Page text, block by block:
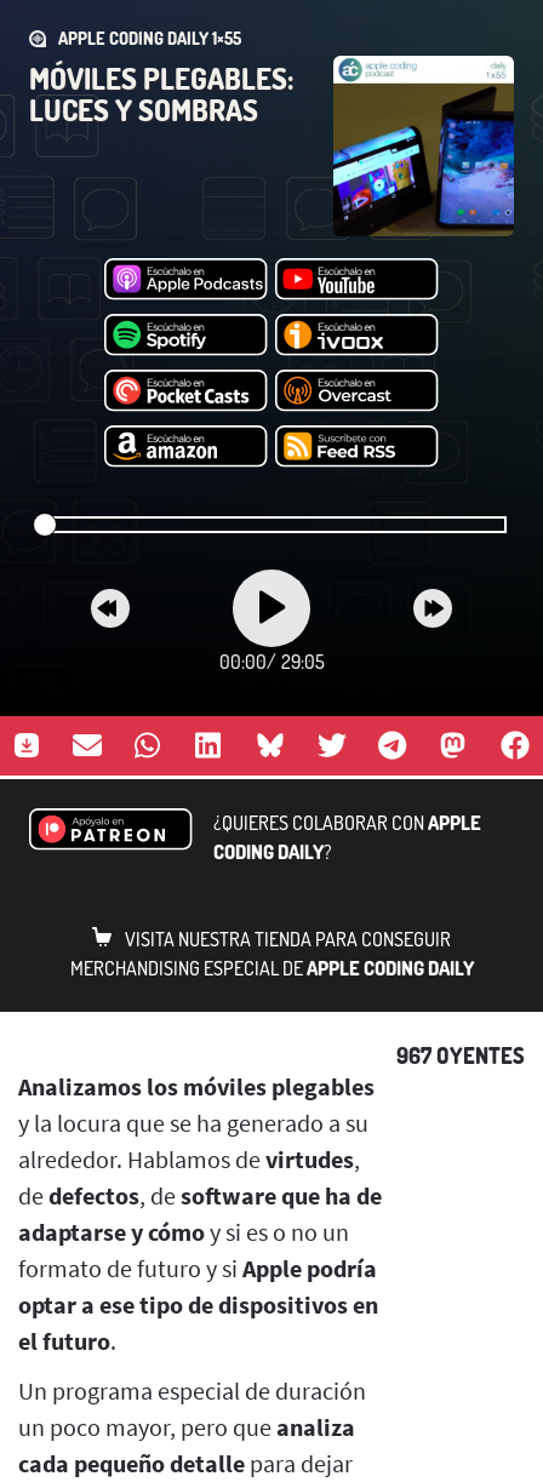
APPLE CODING DAILY 1×55
MÓVILES PLEGABLES:
LUCES Y SOMBRAS
00:00/ 29:05
¿QUIERES COLABORAR CONAPPLE
CODING DAILY?
VISITA NUESTRA TIENDA PARA CONSEGUIR
MERCHANDISING ESPECIAL DEAPPLE CODING DAILY
967 OYENTES
Analizamos los móviles plegables
y la locura que se ha generado a su
alrededor. Hablamos devirtudes,
dedefectos, desoftware que ha de
adaptarse y cómoy si es o no un
formato de futuro y si Apple podría
optar a ese tipo de dispositivos en
el futuro.
Un programa especial de duración
un poco mayor, pero que analiza
cada pequeño detalle para dejar